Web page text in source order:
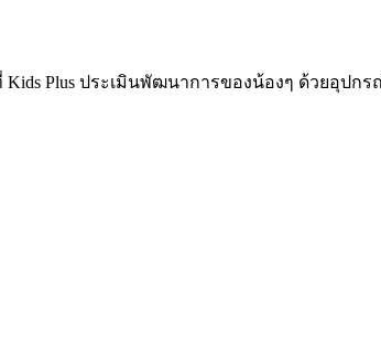
Plus ประเมินพัฒนาการของน้องๆ ด้วยอุปก